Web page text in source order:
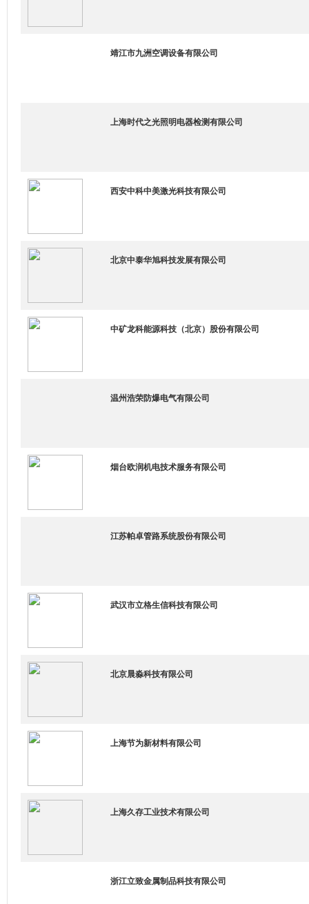
靖江市九洲空调设备有限公司
上海时代之光照明电器检测有限公司
西安中科中美激光科技有限公司
北京中泰华旭科技发展有限公司
中矿龙科能源科技（北京）股份有限公司
温州浩荣防爆电气有限公司
烟台欧润机电技术服务有限公司
江苏帕卓管路系统股份有限公司
武汉市立格生信科技有限公司
北京晨淼科技有限公司
上海节为新材料有限公司
上海久存工业技术有限公司
浙江立致金属制品科技有限公司